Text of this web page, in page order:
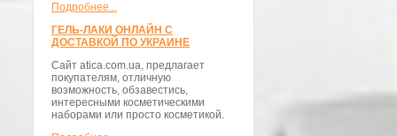
Подробнее...
ГЕЛЬ-ЛАКИ ОНЛАЙН С
ДОСТАВКОЙ ПО УКРАИНЕ
Сайт atica.com.ua, предлагает
покупателям, отличную
возможность, обзавестись,
интересными косметическими
наборами или просто косметикой.